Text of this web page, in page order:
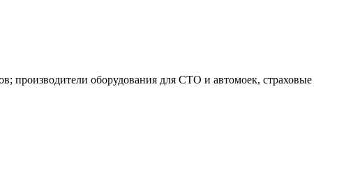
производители оборудования для СТО и автомоек, страховые